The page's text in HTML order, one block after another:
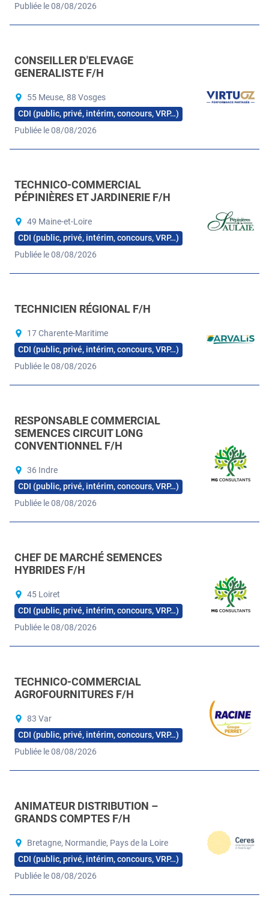
Publiée le 08/08/2026
CONSEILLER D'ELEVAGE
GENERALISTE F/H
55 Meuse, 88 Vosges
CDI (public, privé, intérim, concours, VRP…)
Publiée le 08/08/2026
TECHNICO-COMMERCIAL
PÉPINIÈRES ET JARDINERIE F/H
49 Maine-et-Loire
CDI (public, privé, intérim, concours, VRP…)
Publiée le 08/08/2026
TECHNICIEN RÉGIONAL F/H
17 Charente-Maritime
CDI (public, privé, intérim, concours, VRP…)
Publiée le 08/08/2026
RESPONSABLE COMMERCIAL
SEMENCES CIRCUIT LONG
CONVENTIONNEL F/H
36 Indre
CDI (public, privé, intérim, concours, VRP…)
Publiée le 08/08/2026
CHEF DE MARCHÉ SEMENCES
HYBRIDES F/H
45 Loiret
CDI (public, privé, intérim, concours, VRP…)
Publiée le 08/08/2026
TECHNICO-COMMERCIAL
AGROFOURNITURES F/H
83 Var
CDI (public, privé, intérim, concours, VRP…)
Publiée le 08/08/2026
ANIMATEUR DISTRIBUTION –
GRANDS COMPTES F/H
Bretagne, Normandie, Pays de la Loire
CDI (public, privé, intérim, concours, VRP…)
Publiée le 08/08/2026